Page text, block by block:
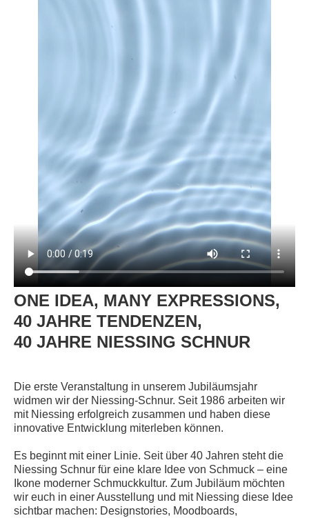
ONE IDEA, MANY EXPRESSIONS,
40 JAHRE TENDENZEN,
40 JAHRE NIESSING SCHNUR
Die erste Veranstaltung in unserem Jubiläumsjahr
widmen wir der Niessing-Schnur. Seit 1986 arbeiten wir
mit Niessing erfolgreich zusammen und haben diese
innovative Entwicklung miterleben können.
Es beginnt mit einer Linie. Seit über 40 Jahren steht die
Niessing Schnur für eine klare Idee von Schmuck – eine
Ikone moderner Schmuckkultur. Zum Jubiläum möchten
wir euch in einer Ausstellung und mit Niessing diese Idee
sichtbar machen: Designstories, Moodboards,